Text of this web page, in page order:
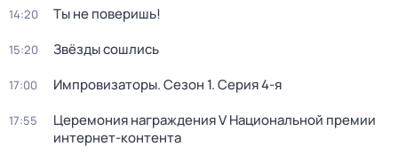
14:20 Ты не поверишь!
15:20 Звёзды сошлись
17:00 Импровизаторы. Сезон 1. Серия 4-я
17:55
Церемония награждения V Национальной премии
интернет-контента